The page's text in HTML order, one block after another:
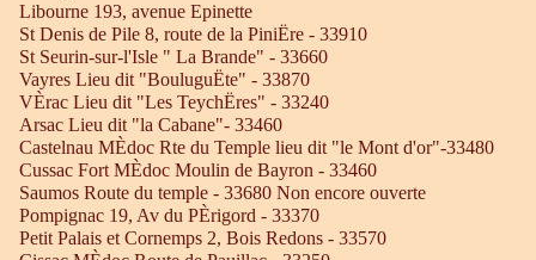
Libourne 193, avenue Epinette
St Denis de Pile 8, route de la PiniËre - 33910
St Seurin-sur-l'Isle " La Brande" - 33660
Vayres Lieu dit "BouluguËte" - 33870
VÈrac Lieu dit "Les TeychËres" - 33240
Arsac Lieu dit "la Cabane"- 33460
Castelnau MÈdoc Rte du Temple lieu dit "le Mont d'or"-33480
Cussac Fort MÈdoc Moulin de Bayron - 33460
Saumos Route du temple - 33680 Non encore ouverte
Pompignac 19, Av du PÈrigord - 33370
Petit Palais et Cornemps 2, Bois Redons - 33570